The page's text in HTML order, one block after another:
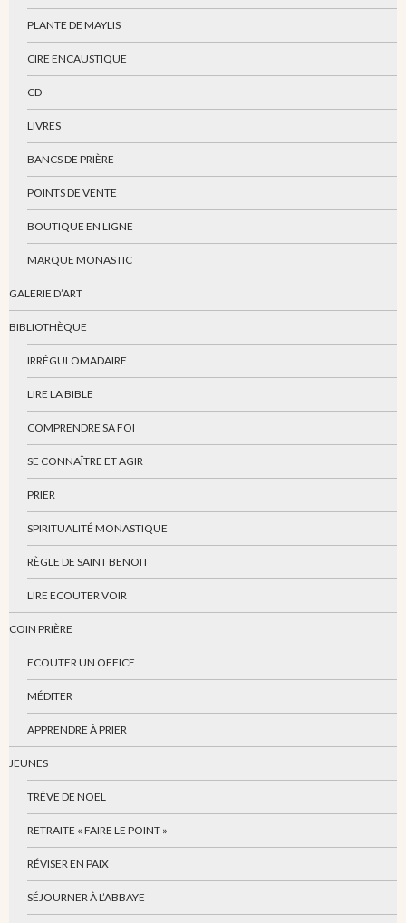
PLANTE DE MAYLIS
CIRE ENCAUSTIQUE
CD
LIVRES
BANCS DE PRIÈRE
POINTS DE VENTE
BOUTIQUE EN LIGNE
MARQUE MONASTIC
GALERIE D’ART
BIBLIOTHÈQUE
IRRÉGULOMADAIRE
LIRE LA BIBLE
COMPRENDRE SA FOI
SE CONNAÎTRE ET AGIR
PRIER
SPIRITUALITÉ MONASTIQUE
RÈGLE DE SAINT BENOIT
LIRE ECOUTER VOIR
COIN PRIÈRE
ECOUTER UN OFFICE
MÉDITER
APPRENDRE À PRIER
JEUNES
TRÊVE DE NOËL
RETRAITE « FAIRE LE POINT »
RÉVISER EN PAIX
SÉJOURNER À L’ABBAYE